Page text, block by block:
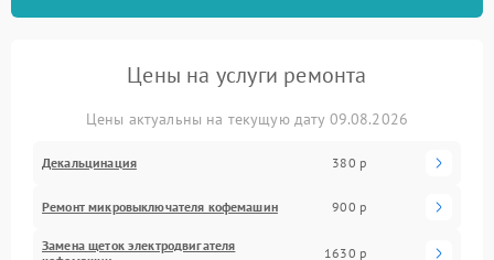
Цены на услуги ремонта
Цены актуальны на текущую дату 09.08.2026
Декальцинация 380 р
Ремонт микровыключателя кофемашин 900 р
Замена щеток электродвигателя
1630 р